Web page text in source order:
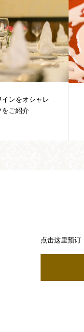
レンチレストラ
（前編）
点击这里预订